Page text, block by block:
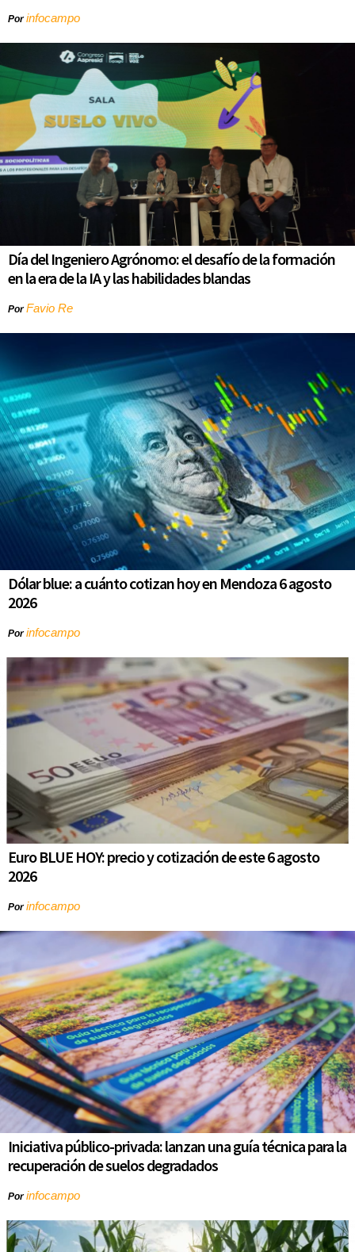
Porinfocampo
Día del Ingeniero Agrónomo: el desafío de la formación
en la era de la IA y las habilidades blandas
PorFavio Re
Dólar blue: a cuánto cotizan hoy en Mendoza 6 agosto
2026
Porinfocampo
Euro BLUE HOY: precio y cotización de este 6 agosto
2026
Porinfocampo
Iniciativa público-privada: lanzan una guía técnica para la
recuperación de suelos degradados
Porinfocampo